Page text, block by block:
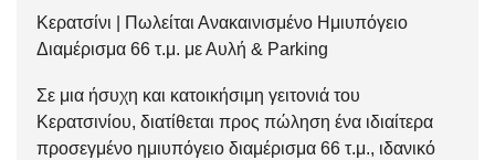
Κερατσίνι | Πωλείται Ανακαινισμένο Ημιυπόγειο
Διαμέρισμα 66 τ.μ. με Αυλή & Parking
Σε μια ήσυχη και κατοικήσιμη γειτονιά του
Κερατσινίου, διατίθεται προς πώληση ένα ιδιαίτερα
προσεγμένο ημιυπόγειο διαμέρισμα 66 τ.μ., ιδανικό